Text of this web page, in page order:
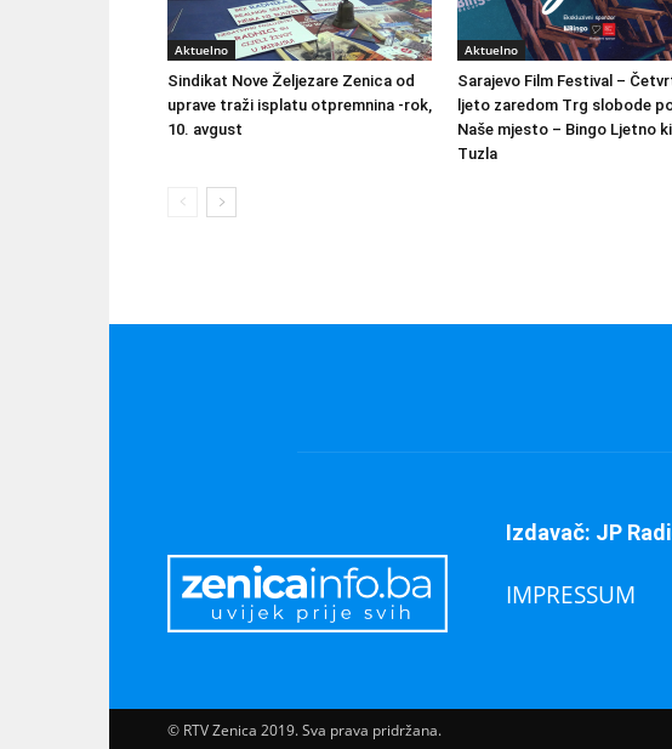
Aktuelno
Sindikat Nove Željezare Zenica od
uprave traži isplatu otpremnina -rok,
10. avgust
Aktuelno
Sarajevo Film Festival –
ljeto zaredom Trg slobode
Naše mjesto – Bingo Ljetno
Tuzla
Izdavač: JP
IMPRESSUM
© RTV Zenica 2019. Sva prava pridržana.